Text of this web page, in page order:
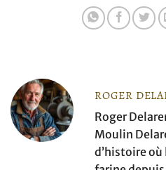
ROGER
Roger
Moulin
d’histoire où